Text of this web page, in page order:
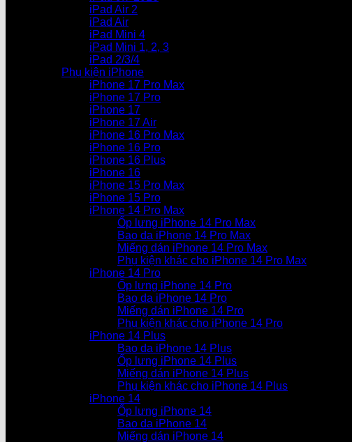
iPad Air 2
iPad Air
iPad Mini 4
iPad Mini 1, 2, 3
iPad 2/3/4
Phụ kiện iPhone
iPhone 17 Pro Max
iPhone 17 Pro
iPhone 17
iPhone 17 Air
iPhone 16 Pro Max
iPhone 16 Pro
iPhone 16 Plus
iPhone 16
iPhone 15 Pro Max
iPhone 15 Pro
iPhone 14 Pro Max
Ốp lưng iPhone 14 Pro Max
Bao da iPhone 14 Pro Max
Miếng dán iPhone 14 Pro Max
Phụ kiện khác cho iPhone 14 Pro Max
iPhone 14 Pro
Ốp lưng iPhone 14 Pro
Bao da iPhone 14 Pro
Miếng dán iPhone 14 Pro
Phụ kiện khác cho iPhone 14 Pro
iPhone 14 Plus
Bao da iPhone 14 Plus
Ốp lưng iPhone 14 Plus
Miếng dán iPhone 14 Plus
Phụ kiện khác cho iPhone 14 Plus
iPhone 14
Ốp lưng iPhone 14
Bao da iPhone 14
Miếng dán iPhone 14